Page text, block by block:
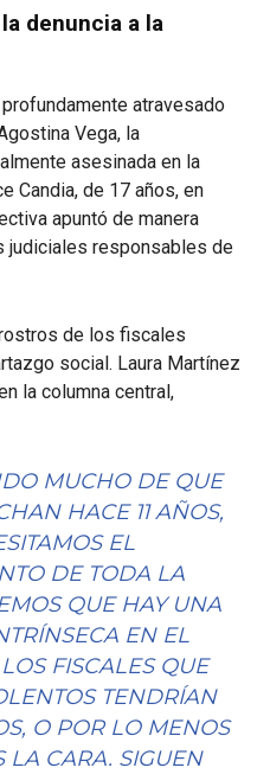
denuncia a la
atravesado
Vega, la
asesinada en la
Candia, de 17 años, en
apuntó de manera
judiciales responsables de
de los fiscales
social. Laura Martínez
la columna central,
MUCHO DE QUE
HACE 11 AÑOS,
EL
DE TODA LA
QUE HAY UNA
EN EL
FISCALES QUE
TENDRÍAN
O POR LO MENOS
LA CARA. SIGUEN